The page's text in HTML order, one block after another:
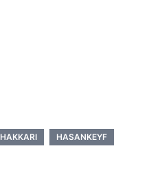
HAKKARI HASANKEYF